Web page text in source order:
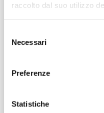
raccolto dal suo utilizzo
delNecessari
Preferenze
Statistiche
paese di Andrea
ai più per l’evento